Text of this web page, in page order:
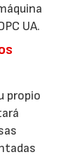
UA.
propio